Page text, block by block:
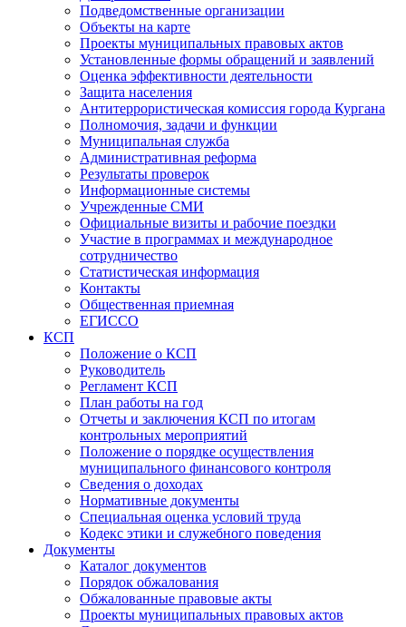
Подведомственные организации
Объекты на карте
Проекты муниципальных правовых актов
Установленные формы обращений и заявлений
Оценка эффективности деятельности
Защита населения
Антитеррористическая комиссия города Кургана
Полномочия, задачи и функции
Муниципальная служба
Административная реформа
Результаты проверок
Информационные системы
Учрежденные СМИ
Официальные визиты и рабочие поездки
Участие в программах и международное
сотрудничество
Статистическая информация
Контакты
Общественная приемная
ЕГИССО
КСП
Положение о КСП
Руководитель
Регламент КСП
План работы на год
Отчеты и заключения КСП по итогам
контрольных мероприятий
Положение о порядке осуществления
муниципального финансового контроля
Сведения о доходах
Нормативные документы
Специальная оценка условий труда
Кодекс этики и служебного поведения
Документы
Каталог документов
Порядок обжалования
Обжалованные правовые акты
Проекты муниципальных правовых актов